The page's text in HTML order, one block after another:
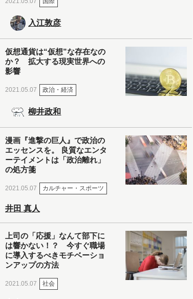
入江敦彦
仮想通貨は“仮想”な存在なの
か？ 拡大する現実世界への
影響
2021.05.07 政治・経済
柳井政和
漫画『進撃の巨人』で政治の
エッセンスを。 良質なエンタ
ーテイメントは「政治離れ」
の処方箋
2021.05.07 カルチャー・スポーツ
井田 真人
上司の「応援」なんて部下に
は響かない！？ 今すぐ職場
に導入するべきモチベーショ
ンアップの方法
2021.05.07 社会